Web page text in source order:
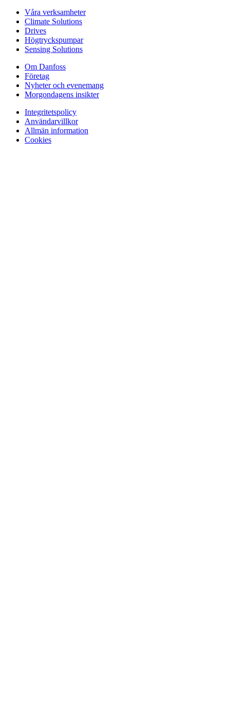
Våra verksamheter
Climate Solutions
Drives
Högtryckspumpar
Sensing Solutions
Om Danfoss
Företag
Nyheter och evenemang
Morgondagens insikter
Integritetspolicy
Användarvillkor
Allmän information
Cookies